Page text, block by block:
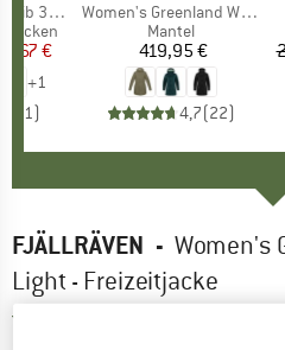
3-Pack
Preis
€
+1
1)
Artikel
Women's Greenland Winter Parka
Produktgruppe
Mantel
Preis
419,95 €
4,7(22)
FJÄLLRÄVEN - Women's
Light - Freizeitjacke